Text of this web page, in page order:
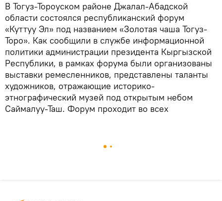
В Тогуз-Тороуском районе Джалал-Абадской
области состоялся республиканский форум
«Куттуу Эл» под названием «Золотая чаша Тогуз-
Торо». Как сообщили в службе информационной
политики администрации президента Кыргызской
Республики, в рамках форума были организованы
выставки ремесленников, представлены таланты
художников, отражающие историко-
этнографический музей под открытым небом
Саймалуу-Таш. Форум проходит во всех